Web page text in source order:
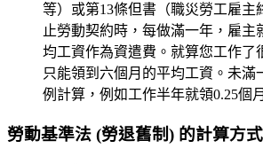
等）或第13條但書（職災勞工雇主
止勞動契約時，每做滿一年，雇主
均工資作為資遣費。就算您工作了
只能領到六個月的平均工資。未滿
例計算，例如工作半年就領0.25個
勞動基準法 (勞退舊制) 的計算方式